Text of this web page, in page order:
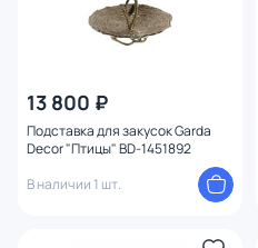
13 800 ₽
Подставка для закусок Garda
Decor "Птицы" BD-1451892
В наличии 1 шт.
Тип помещения